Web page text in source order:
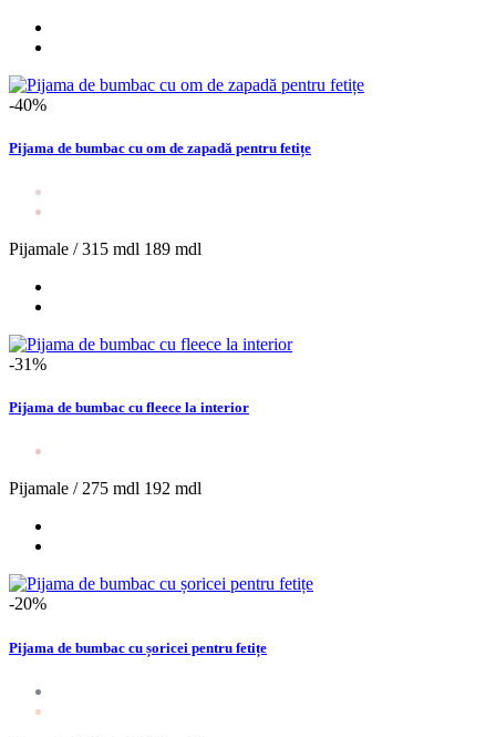
-40%
Pijama de bumbac cu om de zapadă pentru fetițe
Pijamale /315 mdl 189 mdl
-31%
Pijama de bumbac cu fleece la interior
Pijamale /275 mdl 192 mdl
-20%
Pijama de bumbac cu șoricei pentru fetițe